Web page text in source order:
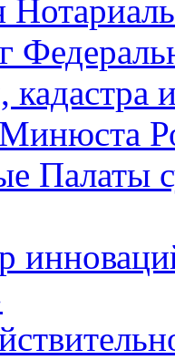
кадастра
Палаты